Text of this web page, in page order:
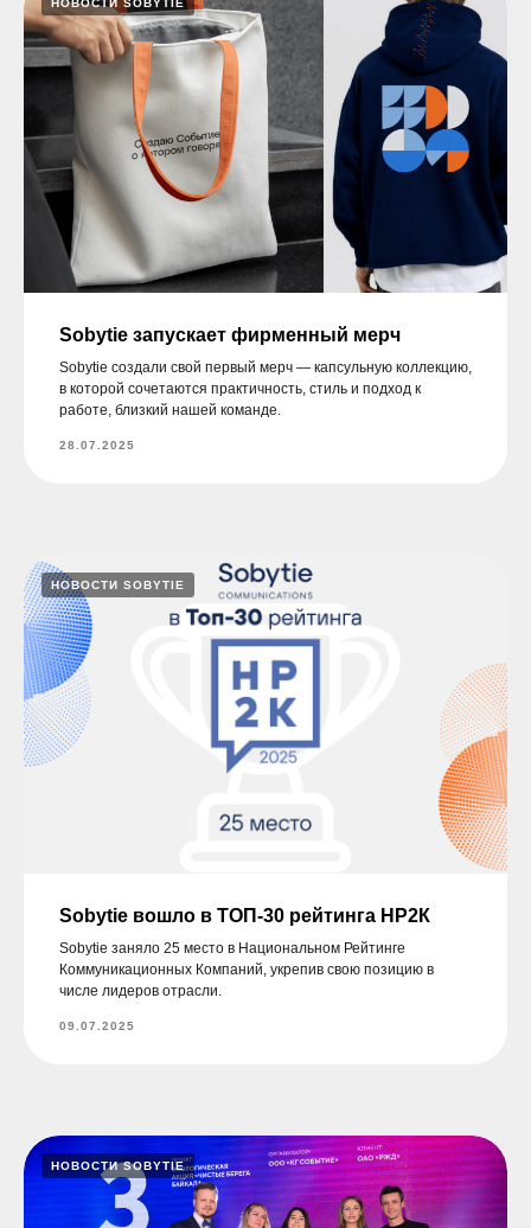
НОВОСТИ SOBYTIE
Sobytie запускает фирменный мерч
Sobytie создали свой первый мерч — капсульную коллекцию,
в которой сочетаются практичность, стиль и подход к
работе, близкий нашей команде.
28.07.2025
НОВОСТИ SOBYTIE
Sobytie вошло в ТОП-30 рейтинга НР2К
Sobytie заняло 25 место в Национальном Рейтинге
Коммуникационных Компаний, укрепив свою позицию в
числе лидеров отрасли.
09.07.2025
НОВОСТИ SOBYTIE